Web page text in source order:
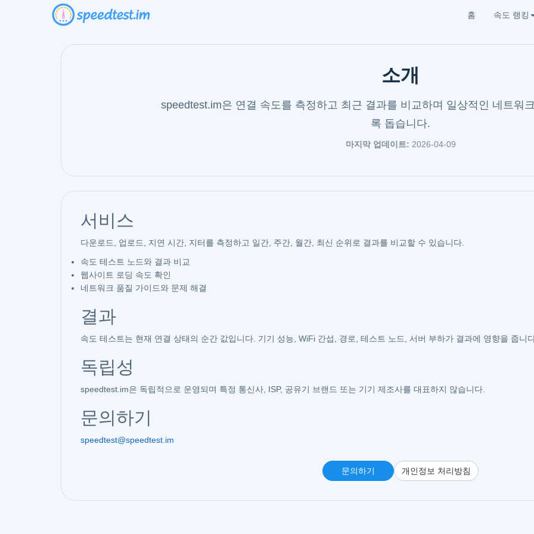
홈 속도 랭킹
소개
speedtest.im은 연결 속도를 측정하고 최근 결과를 비교하며 일상적인 네트워
록 돕습니다.
마지막 업데이트: 2026-04-09
서비스
다운로드, 업로드, 지연 시간, 지터를 측정하고 일간, 주간, 월간, 최신 순위로 결과를 비교할 수 있습니다.
속도 테스트 노드와 결과 비교
웹사이트 로딩 속도 확인
네트워크 품질 가이드와 문제 해결
결과
속도 테스트는 현재 연결 상태의 순간 값입니다. 기기 성능, WiFi 간섭, 경로, 테스트 노드, 서버 부하가 결과에 영향을 줍니
독립성
speedtest.im은 독립적으로 운영되며 특정 통신사, ISP, 공유기 브랜드 또는 기기 제조사를 대표하지 않습니다.
문의하기
speedtest@speedtest.im
문의하기 개인정보 처리방침